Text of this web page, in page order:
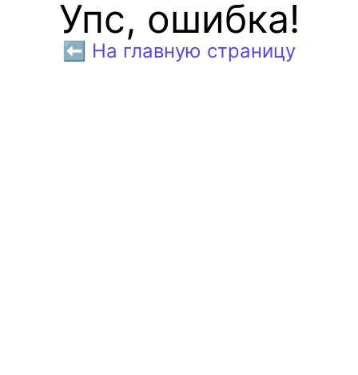
Упс, ошибка!
⬅️ На главную страницу